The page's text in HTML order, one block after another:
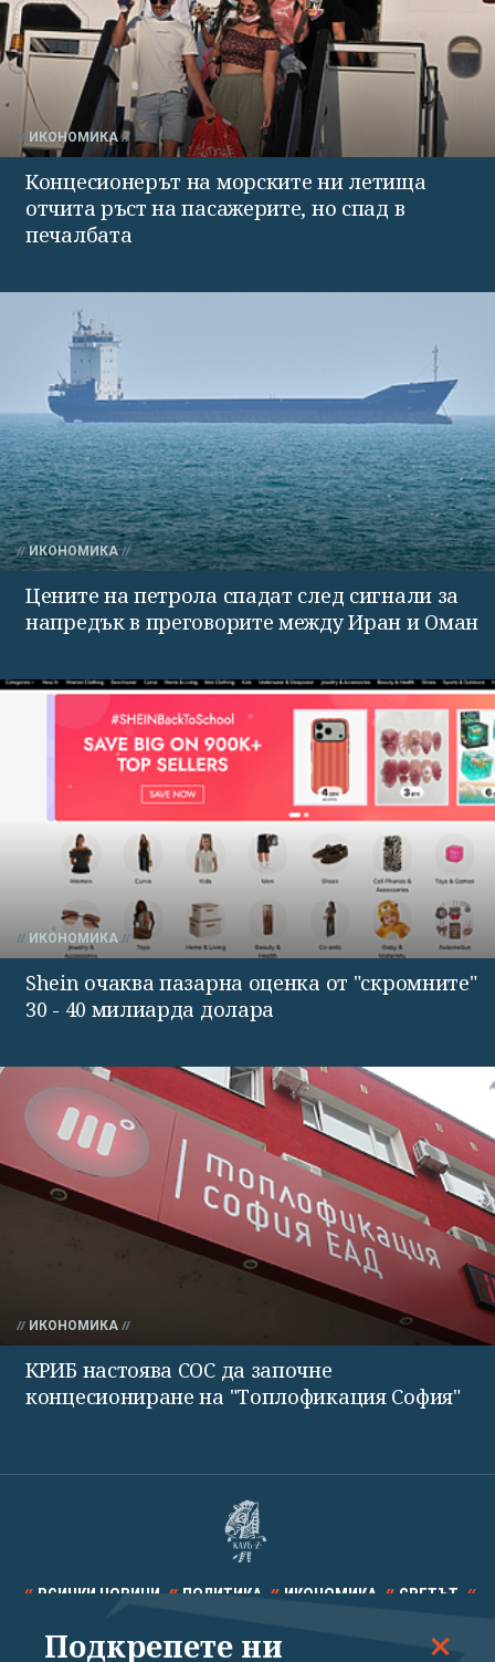
ИКОНОМИКА
Концесионерът на морските ни летища
отчита ръст на пасажерите, но спад в
печалбата
ИКОНОМИКА
Цените на петрола спадат след сигнали за
напредък в преговорите между Иран и Оман
ИКОНОМИКА
Shein очаква пазарна оценка от "скромните"
30 - 40 милиарда долара
ИКОНОМИКА
КРИБ настоява СОС да започне
концесиониране на "Топлофикация София"
ВСИЧКИ НОВИНИ ПОЛИТИКА ИКОНОМИКА СВЕТЪТ
СПОРТ КУЛТУРА ТЕХНОЛОГИИ КАЛЕЙДОСКОП
Подкрепете ни